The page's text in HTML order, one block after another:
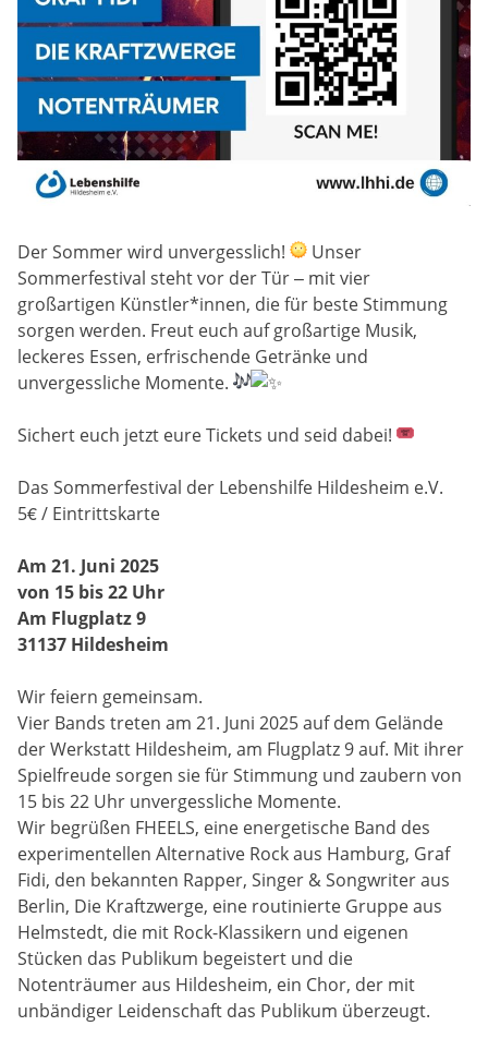
Der Sommer wird unvergesslich!
Unser
Sommerfestival steht vor der Tür – mit vier
großartigen Künstler*innen, die für beste Stimmung
sorgen werden. Freut euch auf großartige Musik,
leckeres Essen, erfrischende Getränke und
unvergessliche Momente.
Sichert euch jetzt eure Tickets und seid dabei!
Das Sommerfestival der Lebenshilfe Hildesheim e.V.
5€ / Eintrittskarte
Am 21. Juni 2025
von 15 bis 22 Uhr
Am Flugplatz 9
31137 Hildesheim
Wir feiern gemeinsam.
Vier Bands treten am 21. Juni 2025 auf dem Gelände
der Werkstatt Hildesheim, am Flugplatz 9 auf. Mit ihrer
Spielfreude sorgen sie für Stimmung und zaubern von
15 bis 22 Uhr unvergessliche Momente.
Wir begrüßen FHEELS, eine energetische Band des
experimentellen Alternative Rock aus Hamburg, Graf
Fidi, den bekannten Rapper, Singer & Songwriter aus
Berlin, Die Kraftzwerge, eine routinierte Gruppe aus
Helmstedt, die mit Rock-Klassikern und eigenen
Stücken das Publikum begeistert und die
Notenträumer aus Hildesheim, ein Chor, der mit
unbändiger Leidenschaft das Publikum überzeugt.